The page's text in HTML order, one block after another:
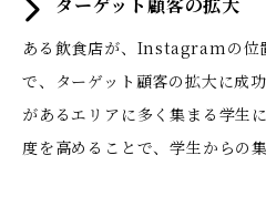
ターゲット顧客の拡大
ある飲食店が、Instagramの位
で、ターゲット顧客の拡大に成
があるエリアに多く集まる学生
度を高めることで、学生からの